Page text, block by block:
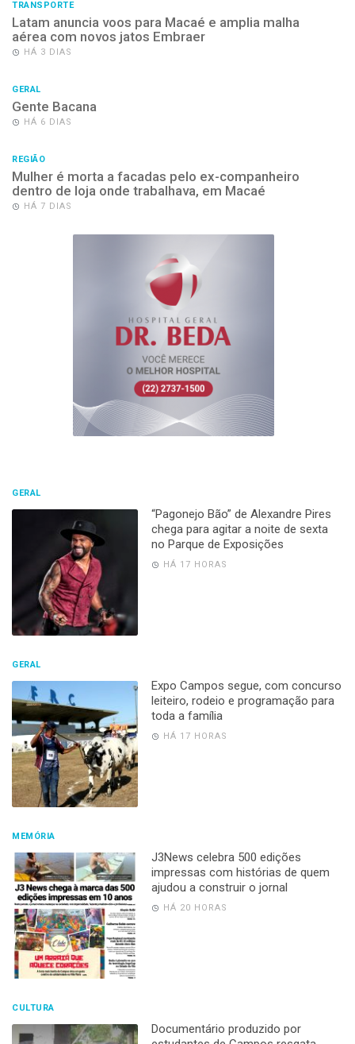
TRANSPORTE
Latam anuncia voos para Macaé e amplia malha
aérea com novos jatos Embraer
HÁ 3 DIAS
GERAL
Gente Bacana
HÁ 6 DIAS
REGIÃO
Mulher é morta a facadas pelo ex-companheiro
dentro de loja onde trabalhava, em Macaé
HÁ 7 DIAS
GERAL
“Pagonejo Bão” de Alexandre Pires
chega para agitar a noite de sexta
no Parque de Exposições
HÁ 17 HORAS
GERAL
Expo Campos segue, com concurso
leiteiro, rodeio e programação para
toda a família
HÁ 17 HORAS
MEMÓRIA
J3News celebra 500 edições
impressas com histórias de quem
ajudou a construir o jornal
HÁ 20 HORAS
CULTURA
Documentário produzido por